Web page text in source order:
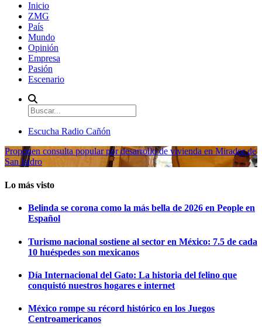
Inicio
ZMG
País
Mundo
Opinión
Empresa
Pasión
Escenario
Escucha Radio Cañón
Proponen consulta popular por desarrollo de vivienda en Mirador de
San Isidro
Lo más visto
Belinda se corona como la más bella de 2026 en People en
Español
Turismo nacional sostiene al sector en México: 7.5 de cada
10 huéspedes son mexicanos
Día Internacional del Gato: La historia del felino que
conquistó nuestros hogares e internet
México rompe su récord histórico en los Juegos
Centroamericanos